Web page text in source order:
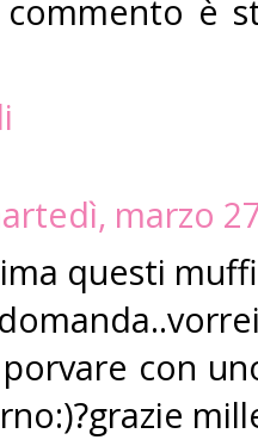
commento è
marzo
questi
con